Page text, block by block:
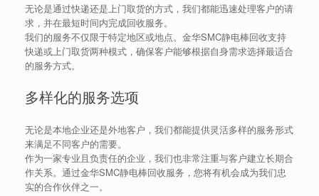
无论是通过快递还是上门取货的方式，我们都能迅速处理客户的请
求，并在最短时间内完成回收服务。
我们的服务不仅限于特定地区或地点。金华SMC静电棒回收支持
快递或上门取货两种模式，确保客户能够根据自身需求选择最适合
的服务方式。
多样化的服务选项
无论是本地企业还是外地客户，我们都能提供灵活多样的服务形式
来满足不同客户的需要。
作为一家专业且负责任的企业，我们也非常注重与客户建立长期合
作关系。通过金华SMC静电棒回收服务，您将有机会成为我们忠
实的合作伙伴之一。